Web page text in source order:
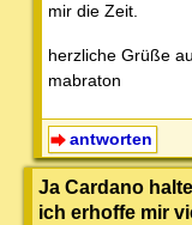
mir die Zeit.
herzliche Grüße
mabraton
antworten
Ja Cardano
ich erhoffe mir